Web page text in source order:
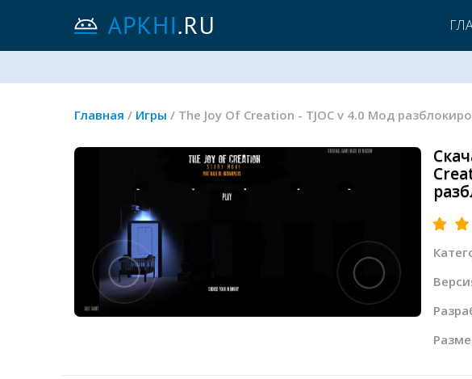
Главная / Игры / The Joy Of Creation - TJOC v 4.0 Мод